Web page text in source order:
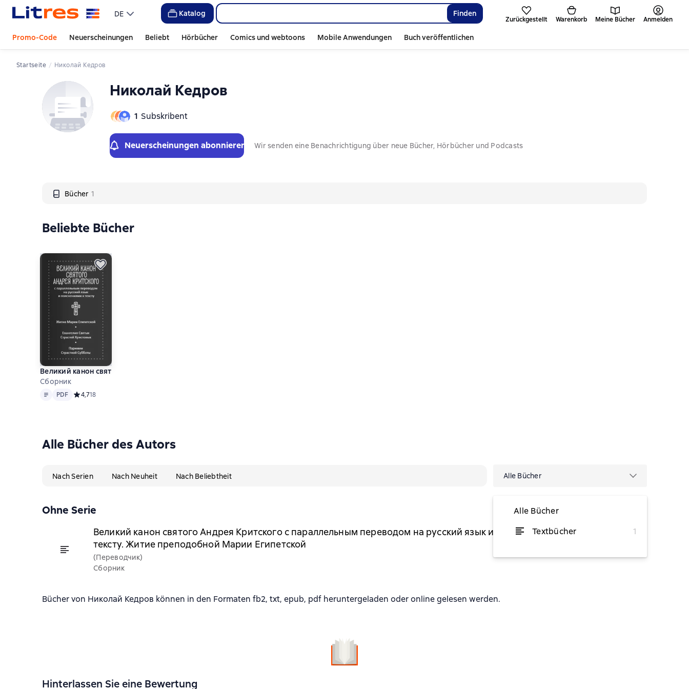
DE Katalog Finden
Zurückgestellt Warenkorb Meine Bücher Anmelden
Promo-Code Neuerscheinungen Beliebt Hörbücher Comics und webtoons Mobile Anwendungen Buch veröffentlichen
Startseite Николай Кедров
Николай Кедров
1 Subskribent
Neuerscheinungen abonnieren Wir senden eine Benachrichtigung über neue Bücher, Hörbücher und Podcasts
Bücher 1
Слайдер с книгами
Beliebte Bücher
Великий канон святого Андрея Критского с параллельным переводом на русский язык и пояснениями к тексту. Житие преподобной Марии Египетской
Сборник
Text PDF
PDF Средний рейтинг 4,7 на основе 18 оценок
4,718
Alle Bücher des Autors
Nach Serien Nach Neuheit Nach Beliebtheit Alle Bücher
Alle Bücher
Textbücher
1
Ohne Serie
Великий канон святого Андрея Критского с параллельным переводом на русский язык и пояснениями к
тексту. Житие преподобной Марии Египетской
(Переводчик)
Сборник
von 2,76 €
Bücher von Николай Кедров können in den Formaten fb2, txt, epub, pdf heruntergeladen oder online gelesen werden.
Hinterlassen Sie eine Bewertung